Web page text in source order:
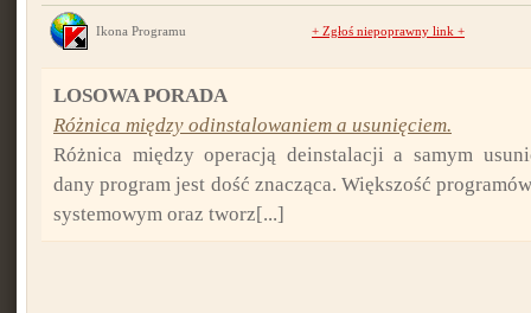
Ikona Programu + Zgłoś niepoprawny link +
LOSOWA PORADA
Różnica między odinstalowaniem a usunięciem.
Różnica między operacją deinstalacji a samym
dany program jest dość znacząca. Większość
systemowym oraz tworz[...]